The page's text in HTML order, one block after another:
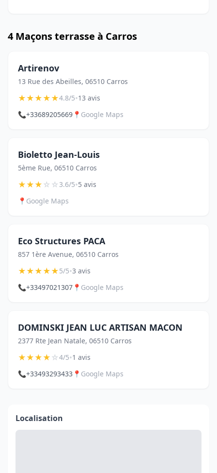
4 Maçons terrasse à Carros
Artirenov
13 Rue des Abeilles, 06510 Carros
★★★★★4.8/5•13 avis
📞+33689205669 📍 Google Maps
Bioletto Jean-Louis
5ème Rue, 06510 Carros
★★★☆☆3.6/5•5 avis
📍 Google Maps
Eco Structures PACA
857 1ère Avenue, 06510 Carros
★★★★★5/5•3 avis
📞+33497021307 📍 Google Maps
DOMINSKI JEAN LUC ARTISAN MACON
2377 Rte Jean Natale, 06510 Carros
★★★★☆4/5•1 avis
📞+33493293433 📍 Google Maps
Localisation